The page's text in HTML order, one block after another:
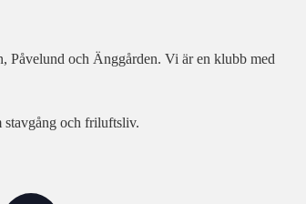
Påvelund och Änggården. Vi är en klubb med
stavgång och friluftsliv.